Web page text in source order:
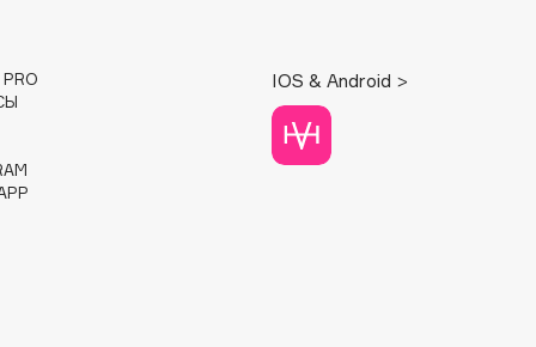
PRO
IOS & Android >